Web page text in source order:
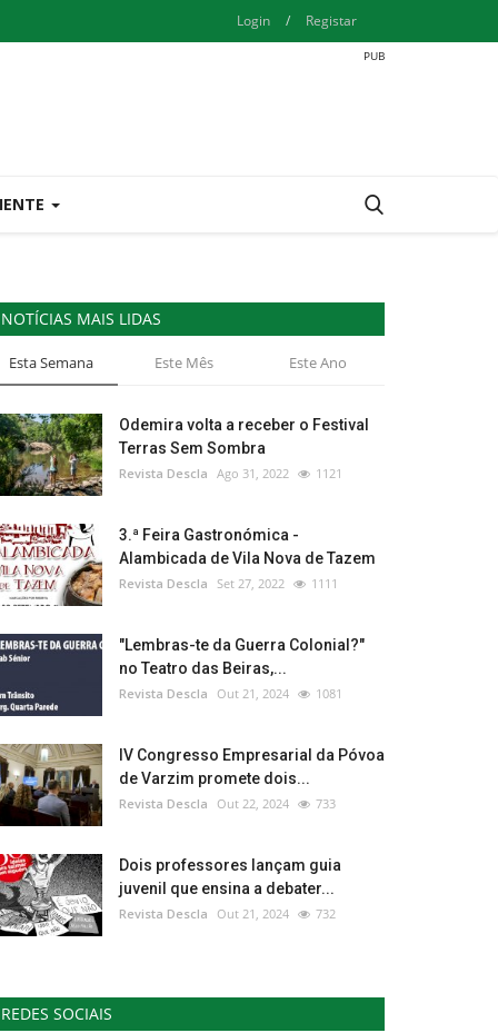
Login / Registar
NOTÍCIAS MAIS LIDAS
Esta Semana Este Mês Este Ano
Odemira volta a receber o Festival
Terras Sem Sombra
Revista Descla Ago 31, 2022 1121
3.ª Feira Gastronómica -
Alambicada de Vila Nova de Tazem
Revista Descla Set 27, 2022 1111
"Lembras-te da Guerra Colonial?"
no Teatro das Beiras,...
Revista Descla Out 21, 2024 1081
IV Congresso Empresarial da Póvoa
de Varzim promete dois...
Revista Descla Out 22, 2024 733
Dois professores lançam guia
juvenil que ensina a debater...
Revista Descla Out 21, 2024 732
REDES SOCIAIS